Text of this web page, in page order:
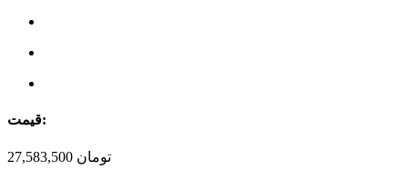
قیمت:
27,583,500 تومان